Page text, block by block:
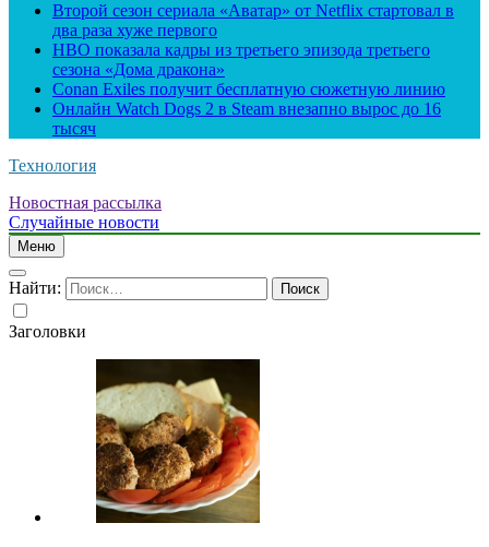
Второй сезон сериала «Аватар» от Netflix стартовал в
два раза хуже первого
HBO показала кадры из третьего эпизода третьего
сезона «Дома дракона»
Conan Exiles получит бесплатную сюжетную линию
Онлайн Watch Dogs 2 в Steam внезапно вырос до 16
тысяч
Технология
Новостная рассылка
Случайные новости
Меню
Найти:
Заголовки